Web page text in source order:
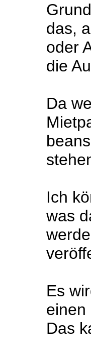
das,
oder
die
Da
Ich
was
Es
einen
Das